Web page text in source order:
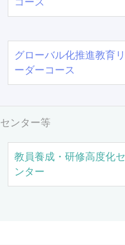
グローバル化推進教育リ
ーダーコース
センター等
教員養成・研修高度化セ
ンター